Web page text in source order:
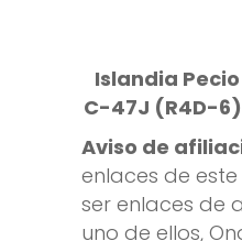
Islandia
C-47J (R4D-
Aviso de
enlaces de
ser enlaces de
uno de ellos,